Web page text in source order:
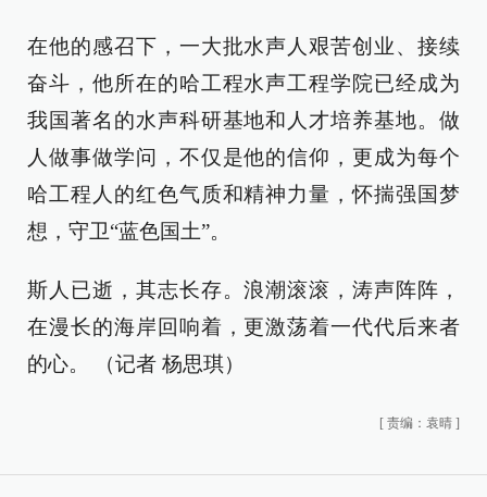
在他的感召下，一大批水声人艰苦创业、接续
奋斗，他所在的哈工程水声工程学院已经成为
我国著名的水声科研基地和人才培养基地。做
人做事做学问，不仅是他的信仰，更成为每个
哈工程人的红色气质和精神力量，怀揣强国梦
想，守卫“蓝色国土”。
斯人已逝，其志长存。浪潮滚滚，涛声阵阵，
在漫长的海岸回响着，更激荡着一代代后来者
的心。 （记者 杨思琪）
[ 责编：袁晴 ]